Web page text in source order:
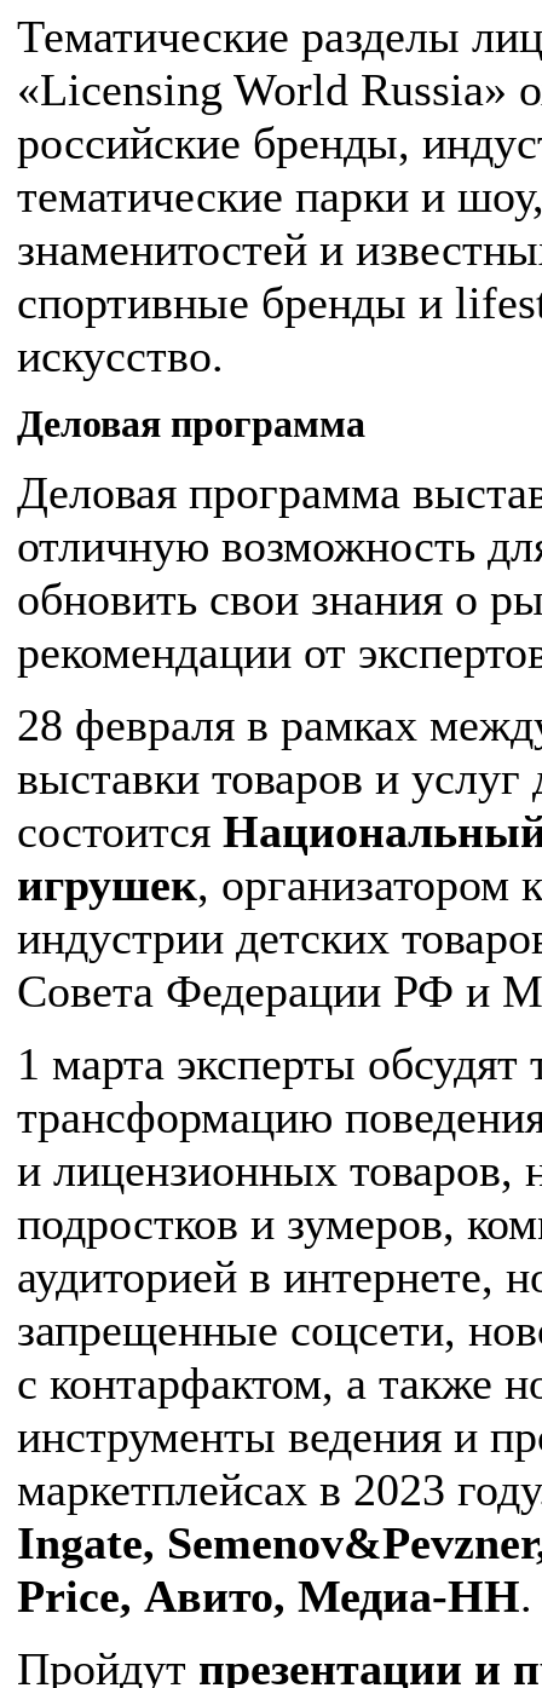
Тематические разделы
«Licensing World Russia»
российские бренды,
тематические парки и
знаменитостей и
спортивные бренды и
искусство.
Деловая программа
Деловая программа
отличную возможность
обновить свои знания о
рекомендации от
28 февраля в рамках
выставки товаров и
состоится Национальный
игрушек, организатором
индустрии детских
Совета Федерации РФ и
1 марта эксперты
трансформацию
и лицензионных товаров,
подростков и зумеров,
аудиторией в интернете,
запрещенные соцсети,
с контарфактом, а также
инструменты ведения и
маркетплейсах в 2023
Ingate,
Price, Авито, Медиа-НН.
Пройдут презентации и